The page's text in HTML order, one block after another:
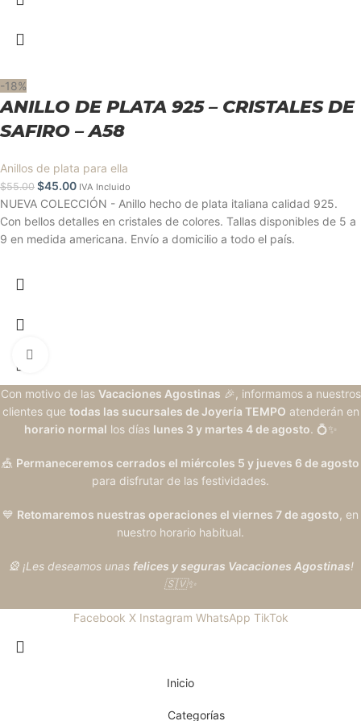
-18%
ANILLO DE PLATA 925 – CRISTALES DE
SAFIRO – A58
Anillos de plata para ella
$55.00 $45.00 IVA Incluido
NUEVA COLECCIÓN - Anillo hecho de plata italiana calidad 925.
Con bellos detalles en cristales de colores. Tallas disponibles de 5 a
9 en medida americana. Envío a domicilio a todo el país.
Con motivo de las Vacaciones Agostinas 🎉, informamos a nuestros
clientes que todas las sucursales de Joyería TEMPO atenderán en
horario normal los días lunes 3 y martes 4 de agosto. 💍✨
🎪 Permaneceremos cerrados el miércoles 5 y jueves 6 de agosto
para disfrutar de las festividades.
💙 Retomaremos nuestras operaciones el viernes 7 de agosto, en
nuestro horario habitual.
🎡 ¡Les deseamos unas felices y seguras Vacaciones Agostinas!
🇸🇻✨
Facebook X Instagram WhatsApp TikTok
Inicio
Categorías